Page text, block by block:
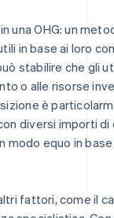
una OHG: un
in base ai loro
stabilire che gli
o alle risorse
è
diversi importi di
modo equo in
fattori, come il